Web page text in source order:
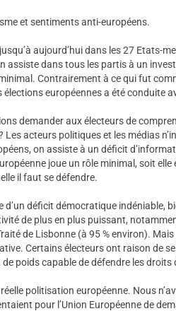
et sentiments anti-européens.
aujourd’hui dans les 27 Etats-
assiste dans tous les partis à un
Contrairement à ce qui fut
européennes a été conduite
demander aux électeurs de
Les acteurs politiques et les médias
on assiste à un déficit
joue un rôle minimal, soit
il faut se défendre.
d’un déficit démocratique indéniable,
de plus en plus puissant,
de Lisbonne (à 95 % environ).
Certains électeurs ont raison de
poids capable de défendre les droits
politisation européenne. Nous
pour l’Union Européenne de